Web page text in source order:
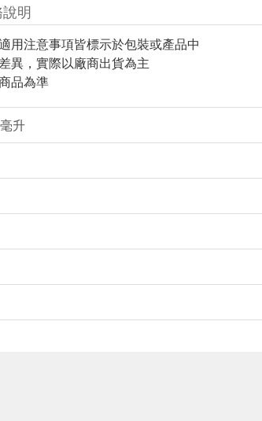
明
用注意事項皆標示於包裝或產品中
異，實際以廠商出貨為主
品為準
升